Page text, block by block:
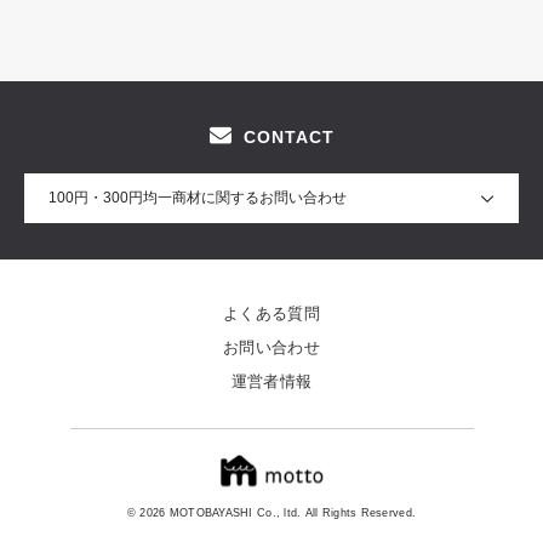
CONTACT
100円・300円均一商材に関するお問い合わせ
© 2026 MOTOBAYASHI Co., ltd. All Rights Reserved.
よくある質問
お問い合わせ
運営者情報